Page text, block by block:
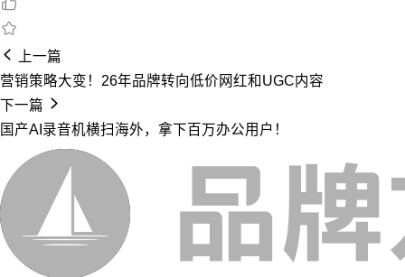
上一篇
营销策略大变！26年品牌转向低价网红和UGC内容
下一篇
国产AI录音机横扫海外，拿下百万办公用户！